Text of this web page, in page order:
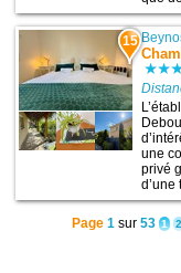
15
une
privé
d’une
Page 1sur 53 1 2